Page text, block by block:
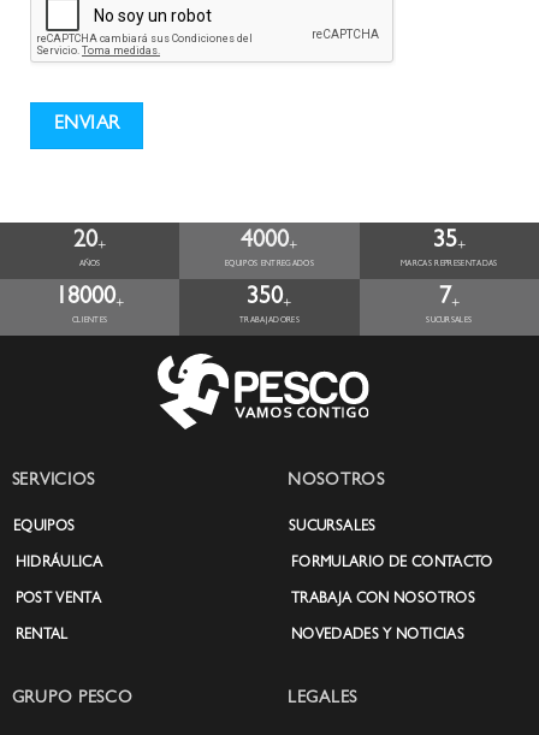
20+
AÑOS
4000+
EQUIPOS ENTREGADOS
35+
MARCAS REPRESENTADAS
18000+
CLIENTES
350+
TRABAJADORES
7+
SUCURSALES
SERVICIOS
EQUIPOS
HIDRÁULICA
POST VENTA
RENTAL
NOSOTROS
SUCURSALES
FORMULARIO DE CONTACTO
TRABAJA CON NOSOTROS
NOVEDADES Y NOTICIAS
GRUPO PESCO LEGALES